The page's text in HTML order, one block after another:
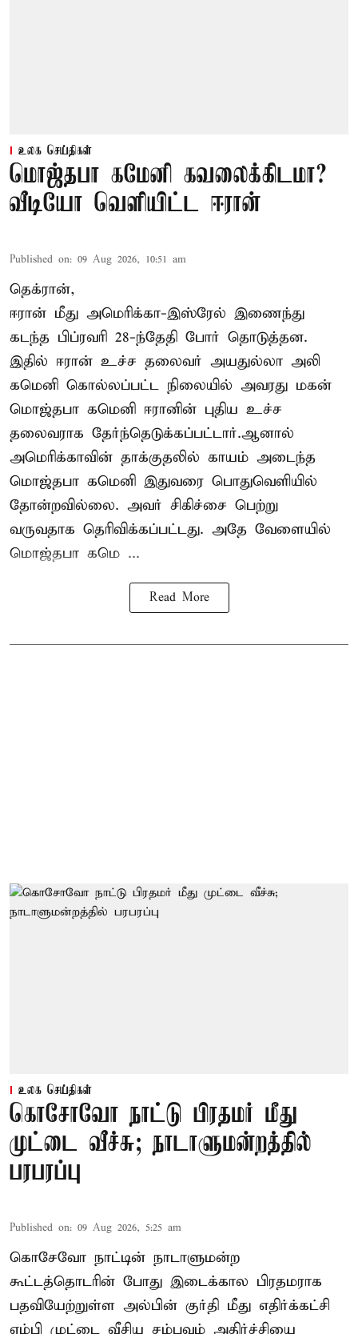
உலக செய்திகள்
மொஜ்தபா கமேனி கவலைக்கிடமா?
வீடியோ வெளியிட்ட ஈரான்
Published on: 09 Aug 2026, 10:51 am
தெக்ரான்,
ஈரான் மீது அமெரிக்கா-இஸ்ரேல் இணைந்து
கடந்த பிப்ரவரி 28-ந்தேதி போர் தொடுத்தன.
இதில் ஈரான் உச்ச தலைவர் அயதுல்லா அலி
கமெனி கொல்லப்பட்ட நிலையில் அவரது மகன்
மொஜ்தபா கமெனி ஈரானின் புதிய உச்ச
தலைவராக தேர்ந்தெடுக்கப்பட்டார்.ஆனால்
அமெரிக்காவின் தாக்குதலில் காயம் அடைந்த
மொஜ்தபா கமெனி இதுவரை பொதுவெளியில்
தோன்றவில்லை. அவர் சிகிச்சை பெற்று
வருவதாக தெரிவிக்கப்பட்டது. அதே வேளையில்
மொஜ்தபா கமெ ...
Read More
உலக செய்திகள்
கொசோவோ நாட்டு பிரதமர் மீது
முட்டை வீச்சு; நாடாளுமன்றத்தில்
பரபரப்பு
Published on: 09 Aug 2026, 5:25 am
கொசேவோ நாட்டின் நாடாளுமன்ற
கூட்டத்தொடரின் போது இடைக்கால பிரதமராக
பதவியேற்றுள்ள அல்பின் குர்தி மீது எதிர்க்கட்சி
எம்பி முட்டை வீசிய சம்பவம் அதிர்ச்சியை